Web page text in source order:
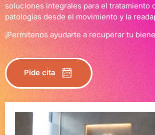
soluciones integrales para el tratamiento
patologías desde el movimiento y la
¡Permítenos ayudarte a recuperar tu
Pide cita